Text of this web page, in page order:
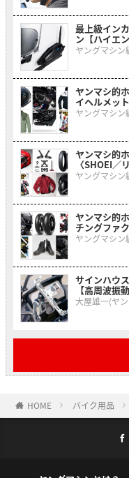
最上級イン
ン【ハイエ
ヤングマシン
ヤンマシ的
イヘルメッ
ヤングマシン
ヤンマシ的
〈SHOEI／
ヤングマシン
ヤンマシ的
チングファ
ヤングマシン
サインハウ
【高周波振
大屋雄一(ヤ
HOME バイク用品